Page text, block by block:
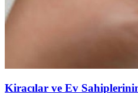
Kiracılar ve Ev